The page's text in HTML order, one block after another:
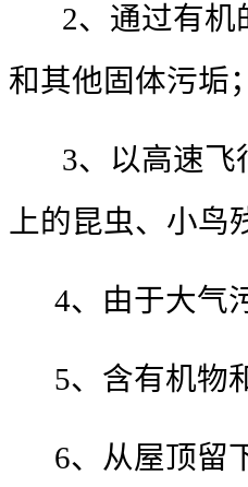
2、通过有机
和其他固体污垢；
3、以高速飞
上的昆虫、小鸟
4、由于大气
5、含有机物
6、从屋顶留